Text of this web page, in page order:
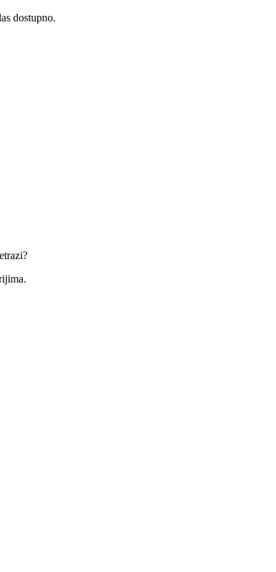
dostupno.